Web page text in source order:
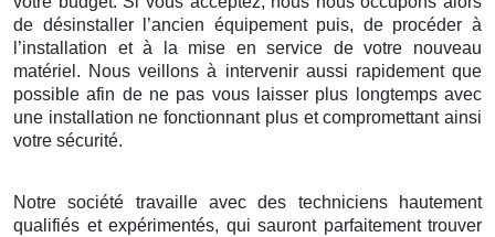
de désinstaller l’ancien équipement puis, de procéder à
l’installation et à la mise en service de votre nouveau
matériel. Nous veillons à intervenir aussi rapidement que
possible afin de ne pas vous laisser plus longtemps avec
une installation ne fonctionnant plus et compromettant ainsi
votre sécurité.
Notre société travaille avec des techniciens hautement
qualifiés et expérimentés, qui sauront parfaitement trouver